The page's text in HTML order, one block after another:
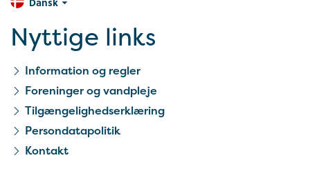
Nyttige links
Information og regler
Foreninger og vandpleje
Tilgængelighedserklæring
Persondatapolitik
Kontakt